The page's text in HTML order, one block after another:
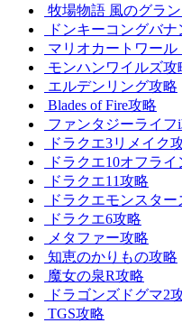
牧場物語 風のグラ
ドンキーコングバナ
マリオカートワール
モンハンワイルズ攻
エルデンリング攻略
Blades of Fire攻略
ファンタジーライフ
ドラクエ3リメイク
ドラクエ10オフライ
ドラクエ11攻略
ドラクエモンスター
ドラクエ6攻略
メタファー攻略
知恵のかりもの攻略
魔女の泉R攻略
ドラゴンズドグマ2
TGS攻略